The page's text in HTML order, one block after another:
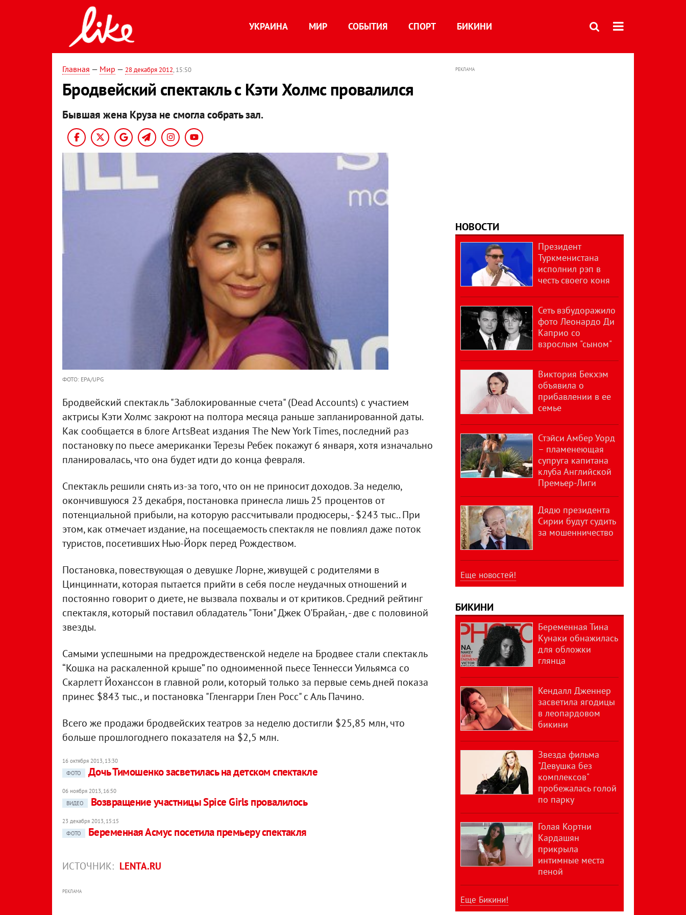
УКРАИНА МИР СОБЫТИЯ СПОРТ БИКИНИ
Главная — Мир — 28 декабря 2012, 15:50
Бродвейский спектакль с Кэти Холмс провалился
Бывшая жена Круза не смогла собрать зал.
ФОТО: EPA/UPG
Бродвейский спектакль "Заблокированные счета" (Dead Accounts) с участием
актрисы Кэти Холмс закроют на полтора месяца раньше запланированной даты.
Как сообщается в блоге ArtsBeat издания The New York Times, последний раз
постановку по пьесе американки Терезы Ребек покажут 6 января, хотя изначально
планировалась, что она будет идти до конца февраля.
Спектакль решили снять из-за того, что он не приносит доходов. За неделю,
окончившуюся 23 декабря, постановка принесла лишь 25 процентов от
потенциальной прибыли, на которую рассчитывали продюсеры, - $243 тыс.. При
этом, как отмечает издание, на посещаемость спектакля не повлиял даже поток
туристов, посетивших Нью-Йорк перед Рождеством.
Постановка, повествующая о девушке Лорне, живущей с родителями в
Цинциннати, которая пытается прийти в себя после неудачных отношений и
постоянно говорит о диете, не вызвала похвалы и от критиков. Средний рейтинг
спектакля, который поставил обладатель "Тони" Джек О'Брайан, - две с половиной
звезды.
Самыми успешными на предрождественской неделе на Бродвее стали спектакль
“Кошка на раскаленной крыше” по одноименной пьесе Теннесси Уильямса со
Скарлетт Йоханссон в главной роли, который только за первые семь дней показа
принес $843 тыс., и постановка "Гленгарри Глен Росс" с Аль Пачино.
Всего же продажи бродвейских театров за неделю достигли $25,85 млн, что
больше прошлогоднего показателя на $2,5 млн.
16 октября 2013, 13:30
ФОТО
Дочь Тимошенко засветилась на детском спектакле
06 ноября 2013, 16:50
ВИДЕО
Возвращение участницы Spice Girls провалилось
23 декабря 2013, 15:15
ФОТО
Беременная Асмус посетила премьеру спектакля
ИСТОЧНИК: LENTA.RU
РЕКЛАМА
РЕКЛАМА
НОВОСТИ
Президент
Туркменистана
исполнил рэп в
честь своего коня
Сеть взбудоражило
фото Леонардо Ди
Каприо со
взрослым "сыном"
Виктория Бекхэм
объявила о
прибавлении в ее
семье
Стэйси Амбер Уорд
– пламенеющая
супруга капитана
клуба Английской
Премьер-Лиги
Дядю президента
Сирии будут судить
за мошенничество
Еще новостей!
БИКИНИ
Беременная Тина
Кунаки обнажилась
для обложки
глянца
Кендалл Дженнер
засветила ягодицы
в леопардовом
бикини
Звезда фильма
"Девушка без
комплексов"
пробежалась голой
по парку
Голая Кортни
Кардашян
прикрыла
интимные места
пеной
Еще Бикини!